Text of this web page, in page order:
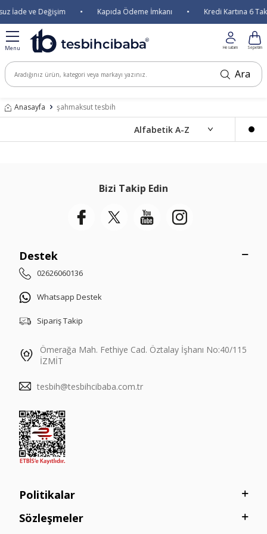
İade ve Değişim • Kapıda Ödeme İmkanı • Kredi Kartına 6
Menu
Ara
Hesabım Sepetim
Anasayfa şahmaksut tesbih
Bizi Takip Edin
Destek
02626060136
Whatsapp Destek
Sipariş Takip
Ömerağa Mah. Fethiye Cad. Öztalay İşhanı No:40/115
İZMİT
tesbih@tesbihcibaba.com.tr
Politikalar
Sözleşmeler